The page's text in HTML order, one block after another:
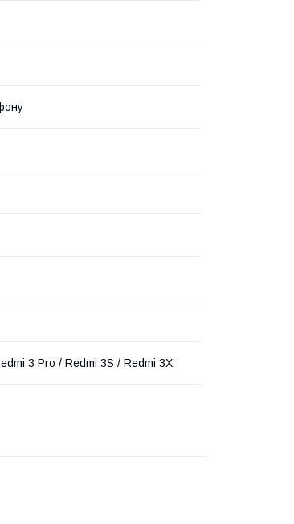
3 Pro / Redmi 3S / Redmi 3X